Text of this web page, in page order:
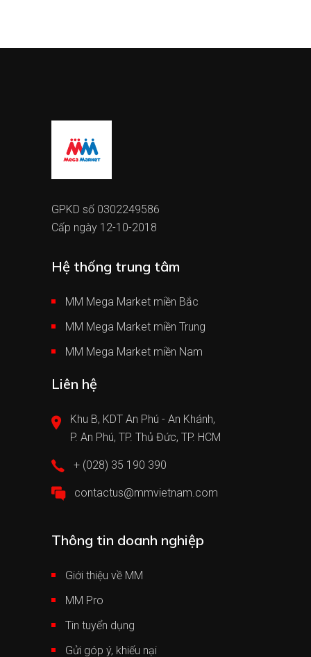
GPKD số 0302249586
Cấp ngày 12-10-2018
Hệ thống trung tâm
MM Mega Market miền Bắc
MM Mega Market miền Trung
MM Mega Market miền Nam
Liên hệ
Khu B, KDT An Phú - An Khánh,
P. An Phú, TP. Thủ Đức, TP. HCM
+ (028) 35 190 390
contactus@mmvietnam.com
Thông tin doanh nghiệp
Giới thiệu về MM
MM Pro
Tin tuyển dụng
Gửi góp ý, khiếu nại